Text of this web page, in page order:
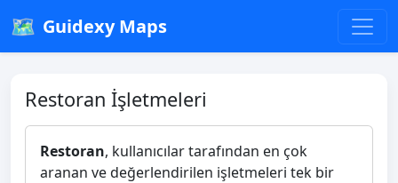
🗺️ Guidexy Maps
Restoran İşletmeleri
Restoran, kullanıcılar tarafından en çok
aranan ve değerlendirilen işletmeleri tek bir